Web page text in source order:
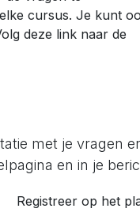
cursus. Je kunt
deze link naar de
met je vragen
en in je
Registreer op het